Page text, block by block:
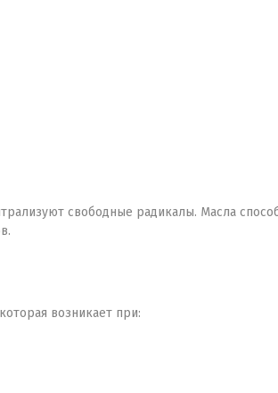
свободные радикалы. Масла
возникает при: